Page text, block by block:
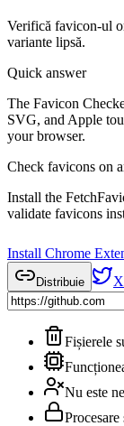
Verifică favicon-ul
variante lipsă.
Quick answer
The Favicon
SVG, and Apple
your browser.
Check favicons on
Install the
validate favicons
Install Chrome
Distribuie X
Fișierele
Nu este
Procesare